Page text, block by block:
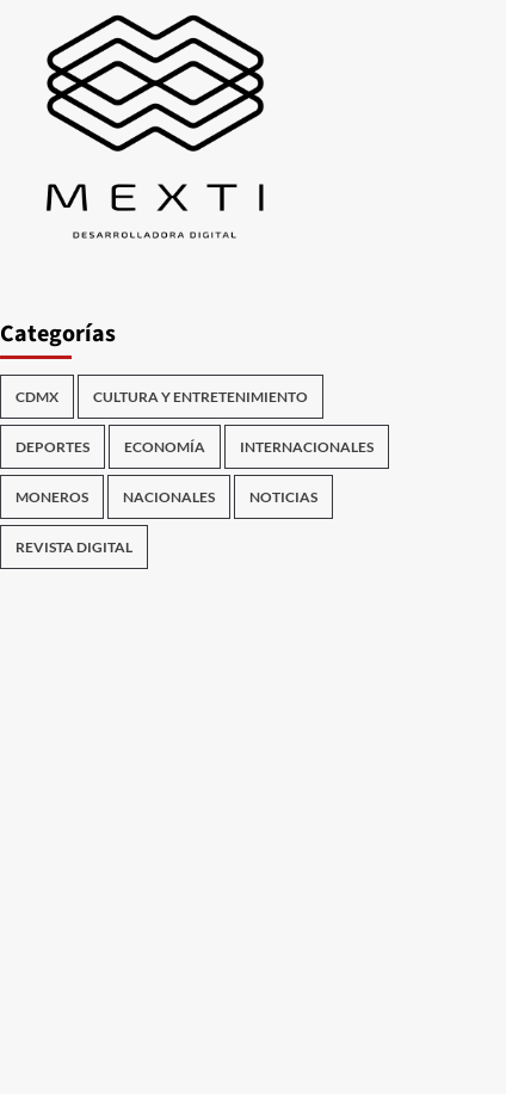
Categorías
CDMX CULTURA Y ENTRETENIMIENTO
DEPORTES ECONOMÍA INTERNACIONALES
MONEROS NACIONALES NOTICIAS
REVISTA DIGITAL